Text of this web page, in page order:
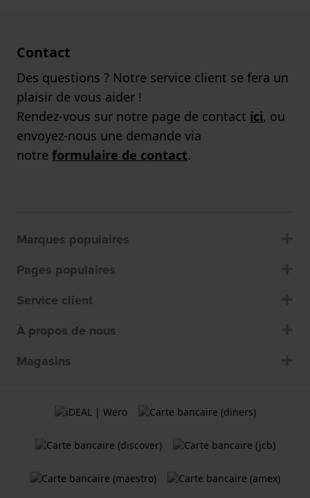
Contact
Des questions ? Notre service client se fera un
plaisir de vous aider !
Rendez-vous sur notre page de contact ici, ou
envoyez-nous une demande via
notre formulaire de contact.
Marques populaires
Pages populaires
Service client
À propos de nous
Magasins